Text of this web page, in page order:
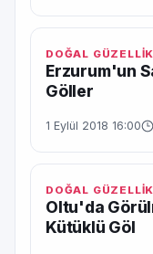
DOĞAL
Erzurum'un
Göller
1 Eylül 2018 16:00
DOĞAL
Oltu'da
Kütüklü Göl